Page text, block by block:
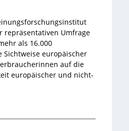
repräsentativen Umfrage
als 16.000
Sichtweise europäischer
auf die
europäischer und nicht-